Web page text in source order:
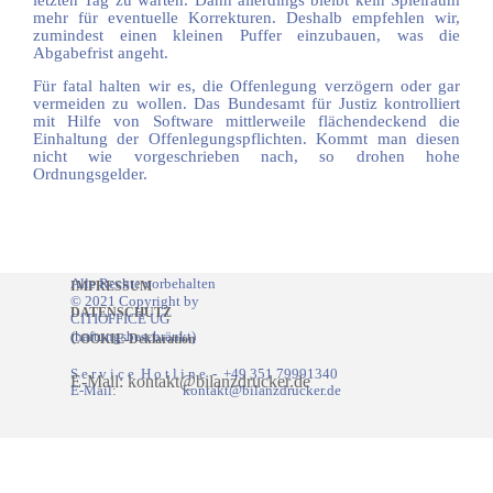
mehr für eventuelle Korrekturen. Deshalb empfehlen wir,
zumindest einen kleinen Puffer einzubauen, was die
Abgabefrist angeht.
Für fatal halten wir es, die Offenlegung verzögern oder gar
vermeiden zu wollen. Das Bundesamt für Justiz kontrolliert
mit Hilfe von Software mittlerweile flächendeckend die
Einhaltung der Offenlegungspflichten. Kommt man diesen
nicht wie vorgeschrieben nach, so drohen hohe
Ordnungsgelder.
Alle Rechte vorbehalten
© 2021 Copyright by
CITIOFFICE UG
(haftungsbeschränkt)
IMPRESSUM
DATENSCHUTZ
COOKIE-Deklaration
S e r v i c e H o t l i n e- +49 351 79991340
E-Mail: kontakt@bilanzdrucker.de
E-Mail: kontakt@bilanzdrucker.de